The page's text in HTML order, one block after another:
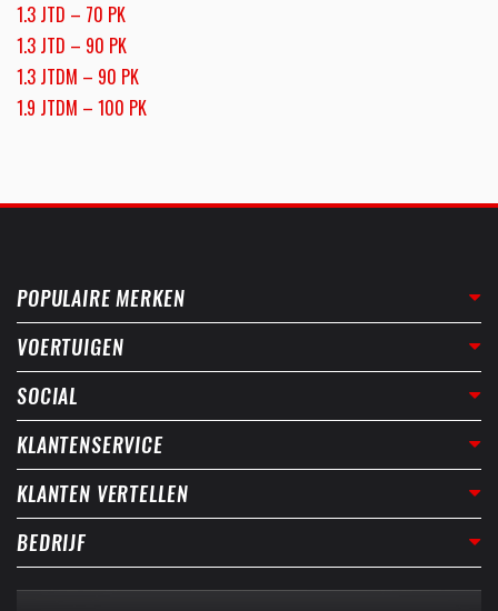
1.3 JTD – 70 PK
1.3 JTD – 90 PK
1.3 JTDM – 90 PK
1.9 JTDM – 100 PK
POPULAIRE MERKEN
VOERTUIGEN
SOCIAL
KLANTENSERVICE
KLANTEN VERTELLEN
BEDRIJF